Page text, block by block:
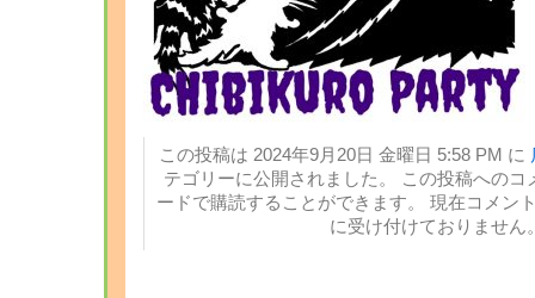
この投稿は 2024年9月20日 金曜日 5:58 PM に
テゴリーに公開されました。 この投稿への
ードで購読することができます。 現在コメン
に受け付けておりません